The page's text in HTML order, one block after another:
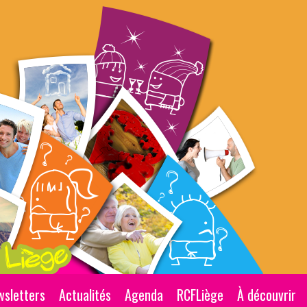
Actualités Agenda RCFLiège À découvrir